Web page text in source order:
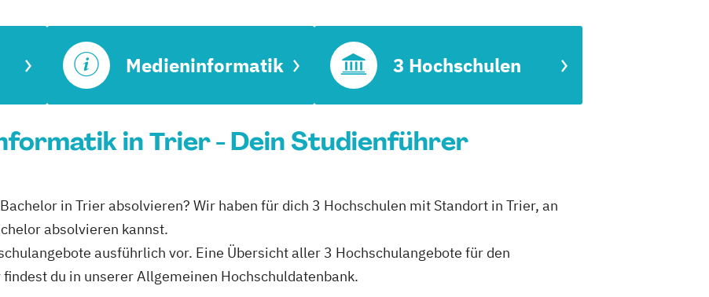
Medieninformatik 3 Hochschulen
in Trier - Dein Studienführer
in Trier absolvieren? Wir haben für dich 3 Hochschulen mit Standort in Trier, an
absolvieren kannst.
ausführlich vor. Eine Übersicht aller 3 Hochschulangebote für den
du in unserer Allgemeinen Hochschuldatenbank.